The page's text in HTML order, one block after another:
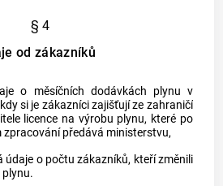
§ 4
od zákazníků
o měsíčních dodávkách plynu v
si je zákaznícizajišťují ze zahraničí
licence na výrobu plynu, které po
zpracování předává ministerstvu,
údaje o počtuzákazníků, kteří změnili
plynu.